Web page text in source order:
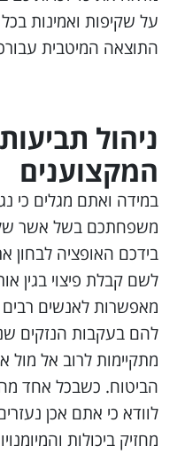
על שקיפות ואמינות
התוצאה המיטבית
ניהול
המקצוענים
במידה ואתם מגלים כי
משפחתכם בשל אשר של
בידכם האופציה
לשם קבלת פיצוי בגין
מאפשרות לאנשים רבים
להם בעקבות הנזקים
מתקיימות לרוב אל מול
הביטוח. כשבכל אחד
לוודא כי אתם אכן
מחזיק ביכולות